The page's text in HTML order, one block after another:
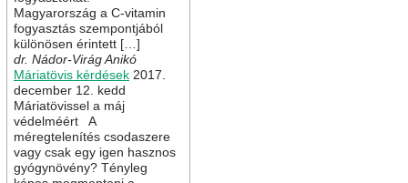
Magyarország a C-vitamin
fogyasztás szempontjából
különösen érintett […]
dr. Nádor-Virág Anikó
Máriatövis kérdések 2017.
december 12. kedd
Máriatövissel a máj
védelméért A
méregtelenítés csodaszere
vagy csak egy igen hasznos
gyógynövény? Tényleg